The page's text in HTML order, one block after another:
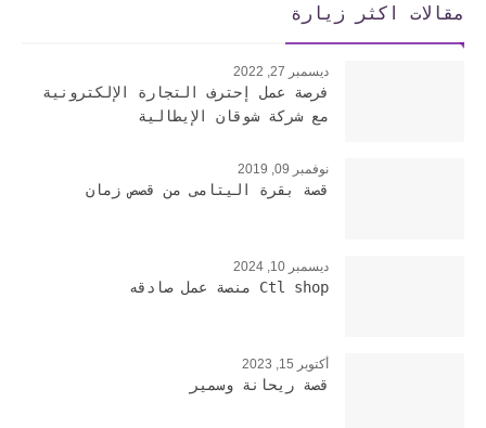
مقالات اكثر زيارة
ديسمبر 27, 2022
فرصة عمل إحترف التجارة الإلكترونية
مع شركة شوقان الإيطالية
نوفمبر 09, 2019
قصة بقرة اليتامى من قصص زمان
ديسمبر 10, 2024
Ctl shop منصة عمل صادقه
أكتوبر 15, 2023
قصة ريحانة وسمير